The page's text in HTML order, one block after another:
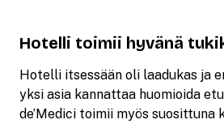
Hotelli toimii hyvänä
Hotelli itsessään oli laadukas ja
yksi asia kannattaa huomioida
de’Medici toimii myös suosittuna